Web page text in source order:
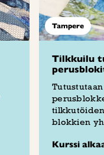
Tampere
Tilkkuilu
blokkien
Kurssi